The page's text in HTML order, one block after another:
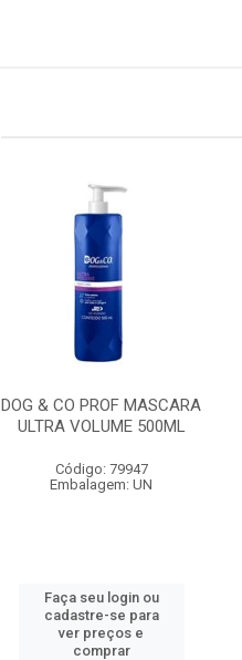
DOG & CO PROF MASCARA
ULTRA VOLUME 500ML
Código: 79947
Embalagem: UN
Faça seu login ou
cadastre-se para
ver preços e
comprar